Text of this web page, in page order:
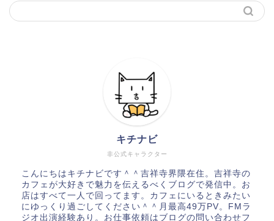
非公式キャラクター
キチナビ
こんにちはキチナビです＾＾吉祥寺界隈在住。吉祥寺の
カフェが大好きで魅力を伝えるべくブログで発信中。お
店はすべて一人で回ってます。カフェにいるときみたい
にゆっくり過ごしてください＾＾月最高49万PV。FMラ
ジオ出演経験あり。お仕事依頼はブログの問い合わせフ